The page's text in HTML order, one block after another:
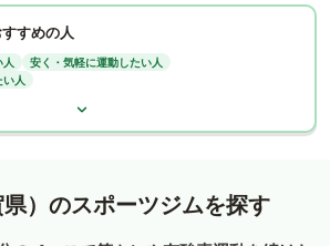
すめの人
人
安く・気軽に運動したい人
い人
）のスポーツジムを探す